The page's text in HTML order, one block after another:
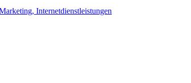
Internetdienstleistungen